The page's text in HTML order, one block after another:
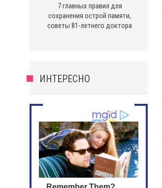
7 главных правил для
сохранения острой памяти,
советы 81-летнего доктора
ИНТЕРЕСНО